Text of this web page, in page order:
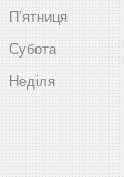
Пʼятниця
Субота
Неділя